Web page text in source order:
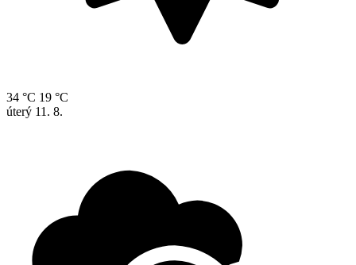
34 °C 19 °C
úterý 11. 8.